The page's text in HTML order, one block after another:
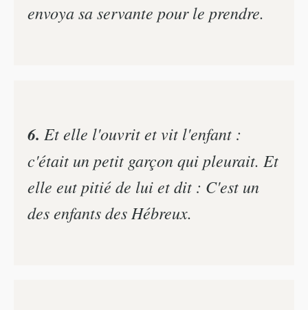
envoya sa servante pour le prendre.
6. Et elle l'ouvrit et vit l'enfant :
c'était un petit garçon qui pleurait. Et
elle eut pitié de lui et dit : C'est un
des enfants des Hébreux.